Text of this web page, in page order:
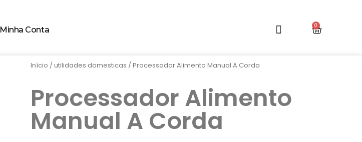
Minha Conta
Início / utilidades domesticas / Processador Alimento Manual A Corda
Processador Alimento
Manual A Corda